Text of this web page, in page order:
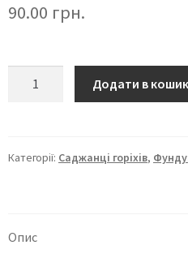
90.00 грн.
Додати в кошик
Категорії: Саджанці горіхів,
Опис